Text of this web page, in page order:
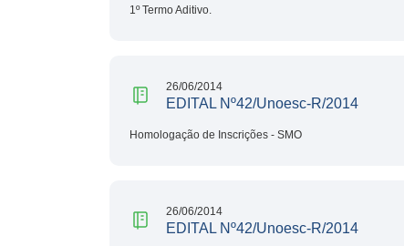
1º Termo Aditivo.
26/06/2014
EDITAL Nº42/Unoesc-R/2014
Homologação de Inscrições - SMO
26/06/2014
EDITAL Nº42/Unoesc-R/2014